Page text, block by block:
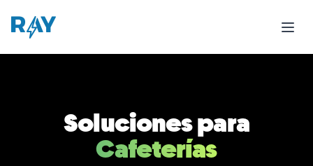
Soluciones para
Cafeterías